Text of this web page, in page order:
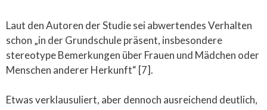
Laut den Autoren der Studie sei abwertendes Verhalten
schon „in der Grundschule präsent, insbesondere
stereotype Bemerkungen über Frauen und Mädchen oder
Menschen anderer Herkunft“ [7].
Etwas verklausuliert, aber dennoch ausreichend deutlich,